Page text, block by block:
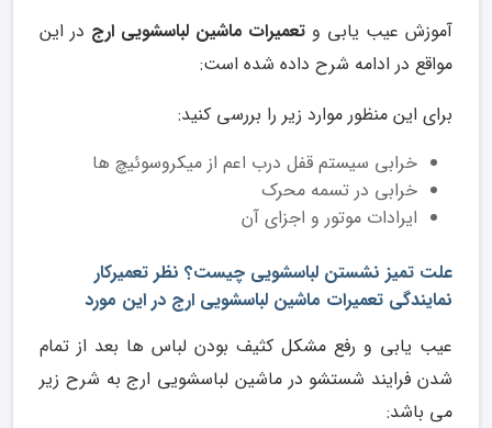
آموزش عیب یابی و تعمیرات ماشین لباسشویی ارج در این
مواقع در ادامه شرح داده شده است:
برای این منظور موارد زیر را بررسی کنید:
خرابی سیستم قفل درب اعم از میکروسوئیچ ها
خرابی در تسمه محرک
ایرادات موتور و اجزای آن
علت تمیز نشستن لباسشویی چیست؟ نظر تعمیرکار
نمایندگی تعمیرات ماشین لباسشویی ارج در این مورد
عیب یابی و رفع مشکل کثیف بودن لباس ها بعد از تمام
شدن فرایند شستشو در ماشین لباسشویی ارج به شرح زیر
می باشد: